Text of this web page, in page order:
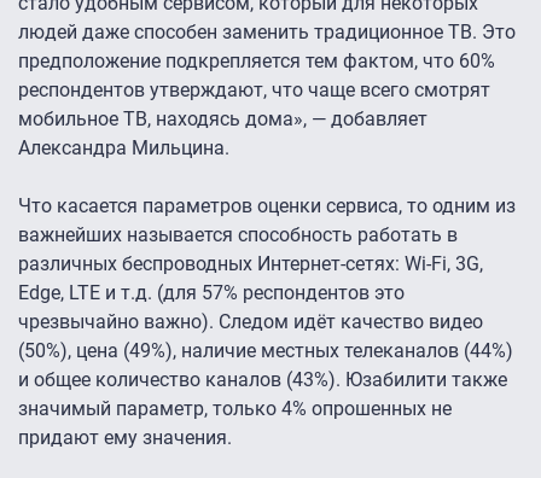
людей даже способен заменить традиционное ТВ. Это
предположение подкрепляется тем фактом, что 60%
респондентов утверждают, что чаще всего смотрят
мобильное ТВ, находясь дома», — добавляет
Александра Мильцина.
Что касается параметров оценки сервиса, то одним из
важнейших называется способность работать в
различных беспроводных Интернет-сетях: Wi-Fi, 3G,
Edge, LTE и т.д. (для 57% респондентов это
чрезвычайно важно). Следом идёт качество видео
(50%), цена (49%), наличие местных телеканалов (44%)
и общее количество каналов (43%). Юзабилити также
значимый параметр, только 4% опрошенных не
придают ему значения.